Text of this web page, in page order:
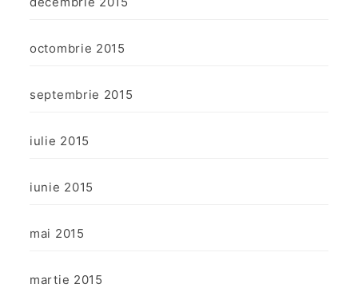
octombrie 2015
septembrie 2015
iulie 2015
iunie 2015
mai 2015
martie 2015